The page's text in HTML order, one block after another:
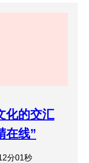
化的交汇
线”
分01秒